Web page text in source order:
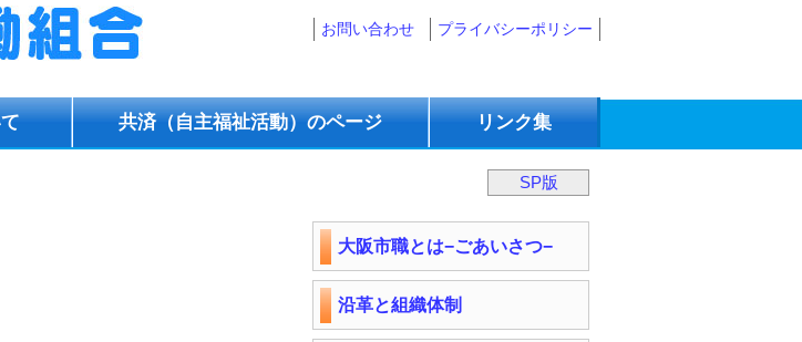
プライバシーポリシー
お問い合わせ
共済（自主福祉活動）のページ リンク集
SP版
大阪市職とは−ごあいさつ−
沿革と組織体制